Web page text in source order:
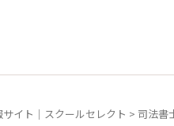
イト｜スクールセレクト > 司法書